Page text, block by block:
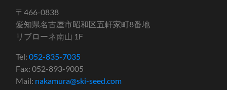
〒466-0838
愛知県名古屋市昭和区五軒家町8番地
リブローネ南山 1F
Tel:052-835-7035
Fax: 052-893-9005
Mail: nakamura@ski-seed.com